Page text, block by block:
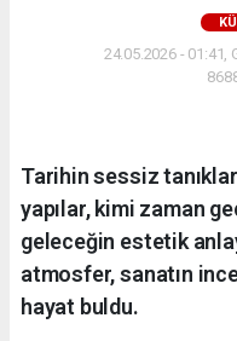
24.05.2026 - 01:41,
Tarihin sessiz
yapılar, kimi zaman
geleceğin estetik
atmosfer, sanatın
hayat buldu.